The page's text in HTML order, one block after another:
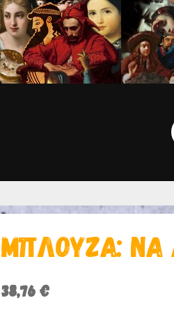
ΜΠΛΟΎΖΑ:
38,76€